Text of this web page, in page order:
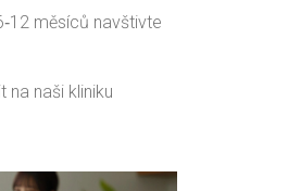
měsíců navštivte
naši kliniku